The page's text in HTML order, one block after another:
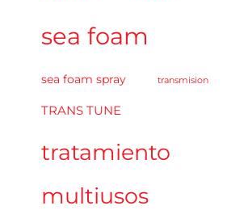
sea foam
sea foam spray transmision
TRANS TUNE
tratamiento
multiusos